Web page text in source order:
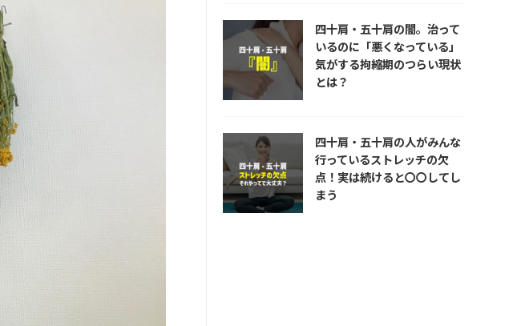
四十肩・五十肩の闇。治って
いるのに「悪くなっている」
気がする拘縮期のつらい現状
とは？
四十肩・五十肩の人がみんな
行っているストレッチの欠
点！実は続けると〇〇してし
まう